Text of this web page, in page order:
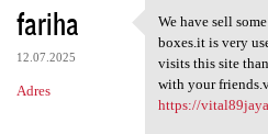
fariha
12.07.2025
Adres
We have sell
We have sell
boxes.it is very
visits this site
with your
https://